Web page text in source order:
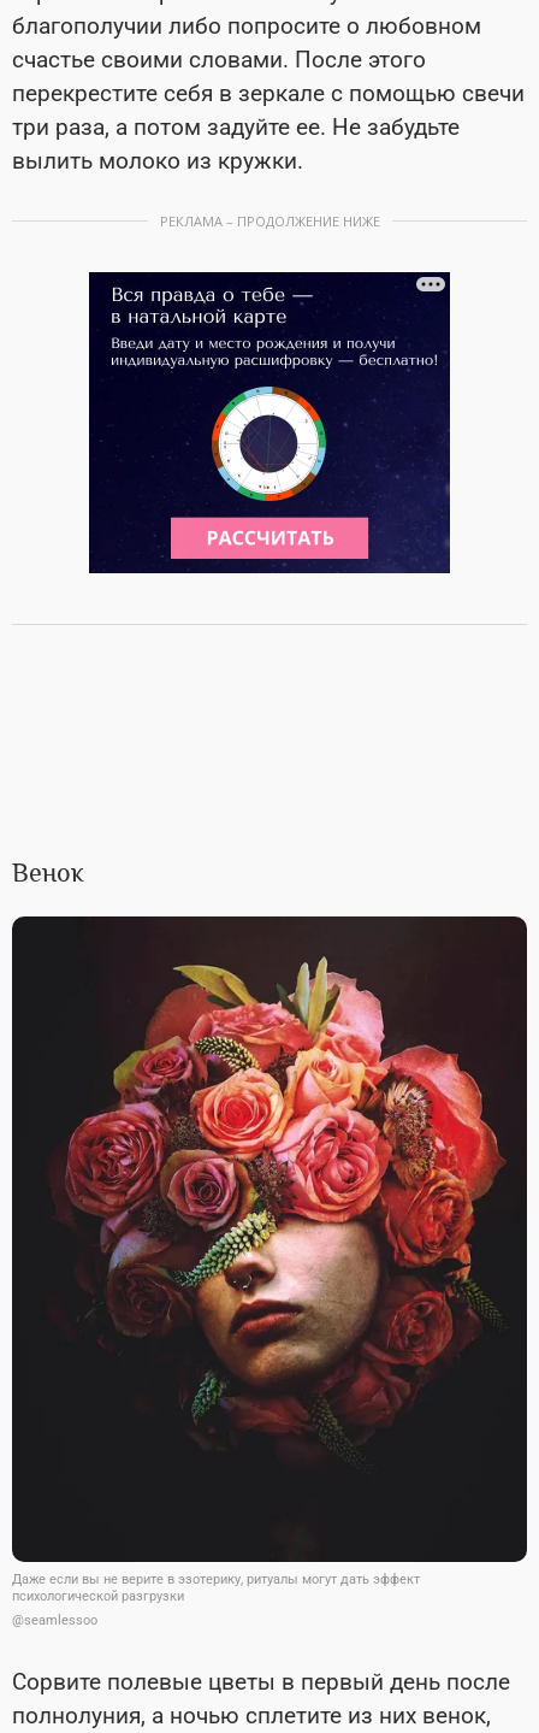
благополучии либо попросите о любовном
счастье своими словами. После этого
перекрестите себя в зеркале с помощью свечи
три раза, а потом задуйте ее. Не забудьте
вылить молоко из кружки.
РЕКЛАМА – ПРОДОЛЖЕНИЕ НИЖЕ
Венок
Даже если вы не верите в эзотерику, ритуалы могут дать эффект
психологической разгрузки
@seamlessoo
Сорвите полевые цветы в первый день после
полнолуния, а ночью сплетите из них венок,